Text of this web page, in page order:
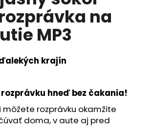
na
MP3
krajín
hneď bez čakania!
môžete rozprávku okamžite
doma, v aute aj pred
HĽADAŤ